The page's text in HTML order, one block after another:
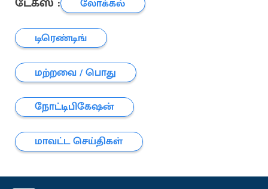
டிரெண்டிங்
மற்றவை / பொது
நோட்டிபிகேஷன்
மாவட்ட செய்திகள்